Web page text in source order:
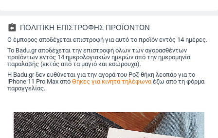
αντιδακτυλικά
αποτυπώματα,
διάχυση θερμότητας
διάχυση θερμότητας,
αντίσταση στη φθορά,
αντι-αποτυπώματα
assignment_return ΠΟΛΙΤΙΚΗ ΕΠΙΣΤΡΟΦΗΣ ΠΡΟΪΟΝΤΩΝ
Ο έμπορος αποδέχεται επιστροφή για αυτό το προϊόν εντός 14 ημέρες.
Το Badu.gr αποδέχεται την επιστροφή όλων των αγορασθέντων
προϊόντων εντός 14 ημερολογιακών ημερών από την ημερομηνία
παραλαβής (εκτός από τα μαγιό και εσώρουχα).
Η Badu.gr δεν ευθύνεται για την αγορά του Ροζ θήκη λεοπάρ για το
iPhone 11 Pro Max από Θήκες για κινητά τηλέφωναέξω από τη φόρμα
παραγγελίας.